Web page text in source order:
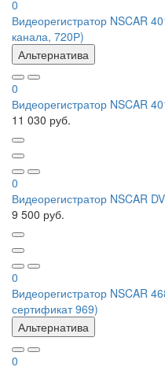
0
Видеорегистратор NSCAR
канала, 720Р)
Альтернатива
0
Видеорегистратор NSCAR
11 030 руб.
0
Видеорегистратор NSCAR
9 500 руб.
0
Видеорегистратор NSCAR
сертификат 969)
Альтернатива
0